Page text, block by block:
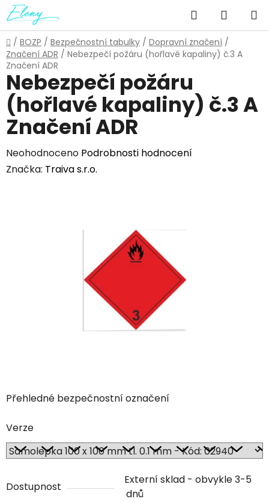
Přejít
na
obsah
Hledat
KOŠÍK
Domů
/ BOZP / Bezpečnostní tabulky / Dopravní značení /
Značení ADR / Nebezpečí požáru (hořlavé kapaliny) č.3 A
Značení ADR
Přehledné bezpečnostní označení
Verze
Dostupnost
Externí sklad - obvykle 3-5
dnů
Nebezpečí požáru
(hořlavé kapaliny) č.3 A
Značení ADR
Průměrné
hodnocení
Neohodnoceno Podrobnosti hodnocení
Značka: Traiva s.r.o.